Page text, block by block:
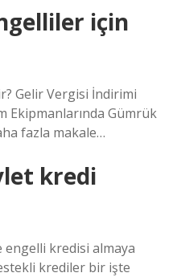
için
Gelir Vergisi İndirimi
Ekipmanlarında Gümrük
fazla makale…
kredi
engelli kredisi almaya
krediler bir işte